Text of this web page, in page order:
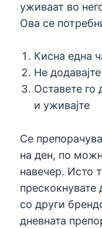
уживаат во
Ова се
Кисна една
Не
Оставете
и уживајте
Се
на ден, по
навечер. Исто
со други
дневната